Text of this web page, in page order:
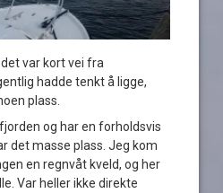
det var kort vei fra
hadde tenkt å ligge,
plass.
og har en forholdsvis
det masse plass. Jeg kom
en regnvåt kveld, og her
Var heller ikke direkte